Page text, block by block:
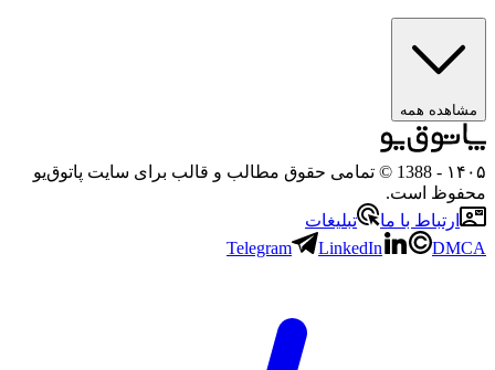
مشاهده همه
۱۴۰۵
- 1388 © تمامی حقوق مطالب و قالب برای سایت پاتوق‌یو
محفوظ است.
ارتباط با ما
تبلیغات
Telegram
LinkedIn DMCA